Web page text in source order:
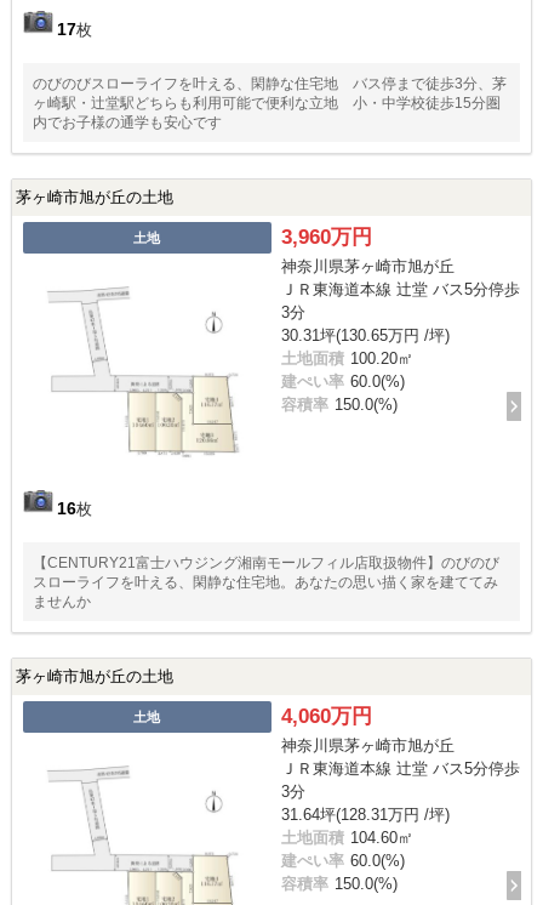
17枚
のびのびスローライフを叶える、閑静な住宅地 バス停まで徒歩3分、茅
ヶ崎駅・辻堂駅どちらも利用可能で便利な立地 小・中学校徒歩15分圏
内でお子様の通学も安心です
茅ヶ崎市旭が丘の土地
土地
16枚
3,960万円
神奈川県茅ヶ崎市旭が丘
ＪＲ東海道本線 辻堂 バス5分停歩
3分
30.31坪(130.65万円 /坪)
土地面積 100.20㎡
建ぺい率 60.0(%)
容積率 150.0(%)
【CENTURY21富士ハウジング湘南モールフィル店取扱物件】のびのび
スローライフを叶える、閑静な住宅地。あなたの思い描く家を建ててみ
ませんか
茅ヶ崎市旭が丘の土地
土地 4,060万円
神奈川県茅ヶ崎市旭が丘
ＪＲ東海道本線 辻堂 バス5分停歩
3分
31.64坪(128.31万円 /坪)
土地面積 104.60㎡
建ぺい率 60.0(%)
容積率 150.0(%)